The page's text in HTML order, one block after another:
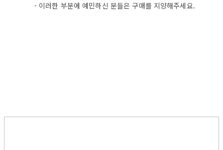
- 이러한 부분에 예민하신 분들은 구매를 지양해주세요.